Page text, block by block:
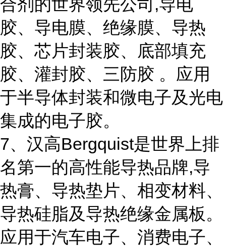
合剂的世界领先公司,导电
胶、导电膜、绝缘膜、导热
胶、芯片封装胶、底部填充
胶、灌封胶、三防胶 。应用
于半导体封装和微电子及光电
集成的电子胶。
7、汉高Bergquist是世界上排
名第一的高性能导热品牌,导
热膏、导热垫片、相变材料、
导热硅脂及导热绝缘金属板。
应用于汽车电子、消费电子、